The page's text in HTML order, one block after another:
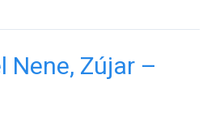
Nene, Zújar –